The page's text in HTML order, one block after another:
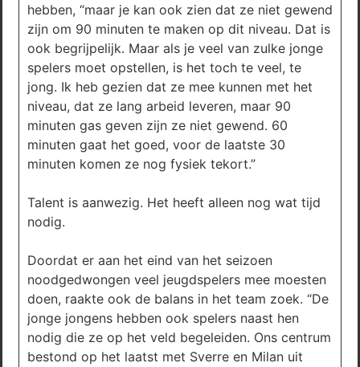
hebben, “maar je kan ook zien dat ze niet gewend
zijn om 90 minuten te maken op dit niveau. Dat is
ook begrijpelijk. Maar als je veel van zulke jonge
spelers moet opstellen, is het toch te veel, te
jong. Ik heb gezien dat ze mee kunnen met het
niveau, dat ze lang arbeid leveren, maar 90
minuten gas geven zijn ze niet gewend. 60
minuten gaat het goed, voor de laatste 30
minuten komen ze nog fysiek tekort.”
Talent is aanwezig. Het heeft alleen nog wat tijd
nodig.
Doordat er aan het eind van het seizoen
noodgedwongen veel jeugdspelers mee moesten
doen, raakte ook de balans in het team zoek. “De
jonge jongens hebben ook spelers naast hen
nodig die ze op het veld begeleiden. Ons centrum
bestond op het laatst met Sverre en Milan uit